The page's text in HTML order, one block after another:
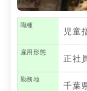
職種
児童
雇用形態
正社
勤務地
千葉